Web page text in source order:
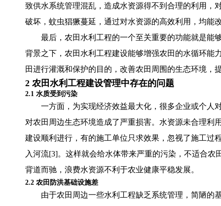
致供水系统管理混乱，造成水资源得不到合理的利用，
破坏，蚊虫猖獗蔓延，通过对水资源的高效利用，均能
最后，农田水利工程的一个至关重要的功能就是能
背景之下，农田水利工程建设能够增强农田的水循环能
田进行灌溉和保护的目的，改善农田周围的生态环境，
2 农田水利工程建设管理中存在的问题
2.1 水质受到污染
一方面，为实现经济效益最大化，很多企业或个人
对农田周边生态环境造成了严重损害。水资源未合理利
建设顺利进行，有的施工单位只求效果，忽视了施工过
入河流[3]。这样就会给水体带来严重的污染，不适合
背道而驰，浪费水资源不利于农业健康平稳发展。
2.2 农田防洪基础设施差
由于农田周边一些水利工程缺乏系统管理，简陋的